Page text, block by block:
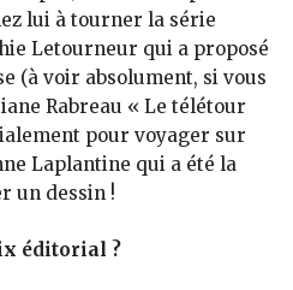
lui à tourner la série
Letourneur qui a proposé
(à voir absolument, si vous
Rabreau « Le télétour
pour voyager sur
Laplantine qui a été la
un dessin !
éditorial ?